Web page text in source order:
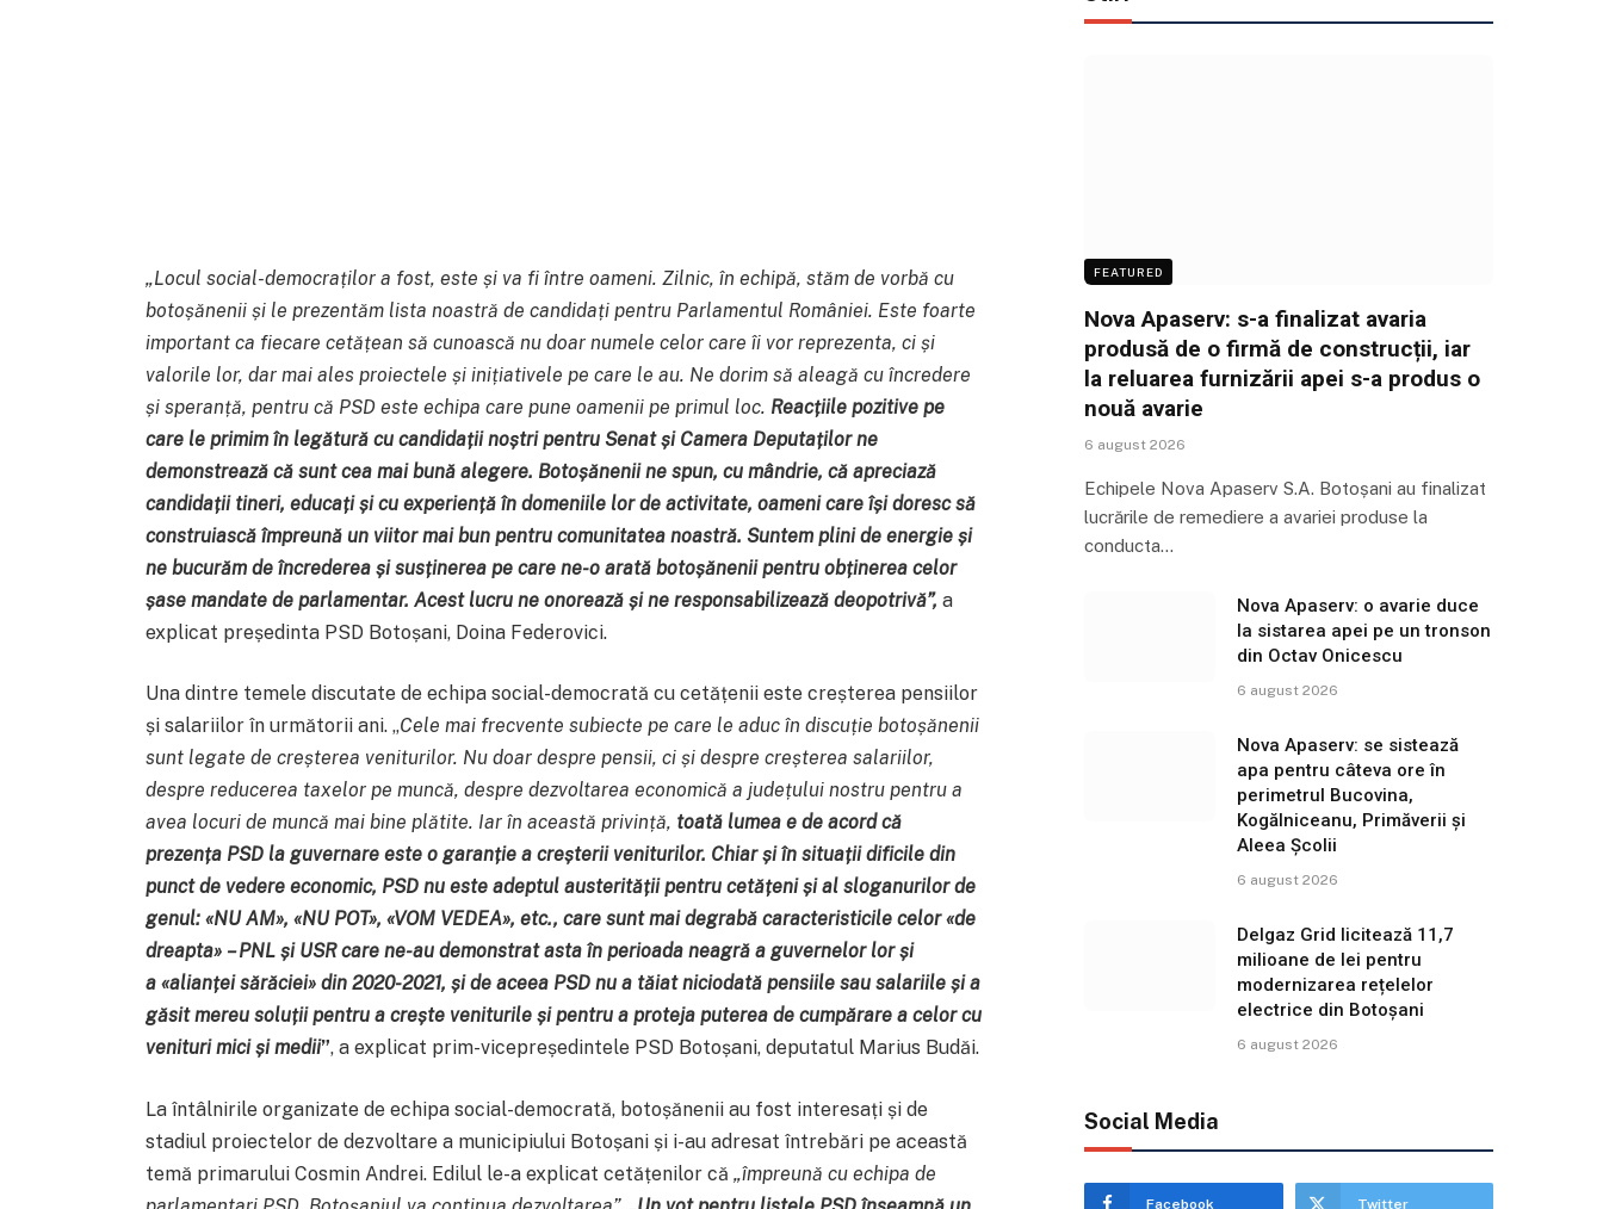
„Locul social-democraților a fost, este și va fi între oameni. Zilnic, în echipă, stăm de vorbă cu
botoșănenii și le prezentăm lista noastră de candidați pentru Parlamentul României. Este foarte
important ca fiecare cetățean să cunoască nu doar numele celor care îi vor reprezenta, ci și
valorile lor, dar mai ales proiectele și inițiativele pe care le au. Ne dorim să aleagă cu încredere
și speranță, pentru că PSD este echipa care pune oamenii pe primul loc. Reacțiile pozitive pe
care le primim în legătură cu candidații noștri pentru Senat și Camera Deputaților ne
demonstrează că sunt cea mai bună alegere. Botoșănenii ne spun, cu mândrie, că apreciază
candidații tineri, educați și cu experiență în domeniile lor de activitate, oameni care își doresc să
construiască împreună un viitor mai bun pentru comunitatea noastră. Suntem plini de energie și
ne bucurăm de încrederea și susținerea pe care ne-o arată botoșănenii pentru obținerea celor
șase mandate de parlamentar. Acest lucru ne onorează și ne responsabilizează deopotrivă”, a
explicat președinta PSD Botoșani, Doina Federovici.
Una dintre temele discutate de echipa social-democrată cu cetățenii este creșterea pensiilor
și salariilor în următorii ani. „Cele mai frecvente subiecte pe care le aduc în discuție botoșănenii
sunt legate de creșterea veniturilor. Nu doar despre pensii, ci și despre creșterea salariilor,
despre reducerea taxelor pe muncă, despre dezvoltarea economică a județului nostru pentru a
avea locuri de muncă mai bine plătite. Iar în această privință, toată lumea e de acord că
prezența PSD la guvernare este o garanție a creșterii veniturilor. Chiar și în situații dificile din
punct de vedere economic, PSD nu este adeptul austerității pentru cetățeni și al sloganurilor de
genul: «NU AM», «NU POT», «VOM VEDEA», etc., care sunt mai degrabă caracteristicile celor«de
dreapta» – PNL și USR care ne-au demonstrat asta în perioada neagră a guvernelor lor și
a «alianței sărăciei» din 2020-2021, și de aceea PSD nu a tăiat niciodată pensiile sau salariile și a
găsit mereu soluții pentru a crește veniturile și pentru a proteja puterea de cumpărare a celor cu
venituri mici și medii”, a explicat prim-vicepreședintele PSD Botoșani, deputatul Marius Budăi.
La întâlnirile organizate de echipa social-democrată, botoșănenii au fost interesați și de
stadiul proiectelor de dezvoltare a municipiului Botoșani și i-au adresat întrebări pe această
temă primarului Cosmin Andrei. Edilul le-a explicat cetățenilor că „împreună cu echipa de
FEATURED
Nova Apaserv: s-a finalizat avaria
produsă de o firmă de construcții, iar
la reluarea furnizării apei s-a produs o
nouă avarie
6 august 2026
Echipele Nova Apaserv S.A. Botoșani au finalizat
lucrările de remediere a avariei produse la
conducta…
Nova Apaserv: o avarie duce
la sistarea apei pe un tronson
din Octav Onicescu
6 august 2026
Nova Apaserv: se sistează
apa pentru câteva ore în
perimetrul Bucovina,
Kogălniceanu, Primăverii și
Aleea Școlii
6 august 2026
Delgaz Grid licitează 11,7
milioane de lei pentru
modernizarea rețelelor
electrice din Botoșani
6 august 2026
Social Media
Facebook Twitter